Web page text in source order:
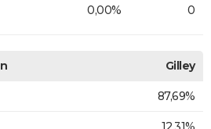
0,00% 0
Gilley
87,69%